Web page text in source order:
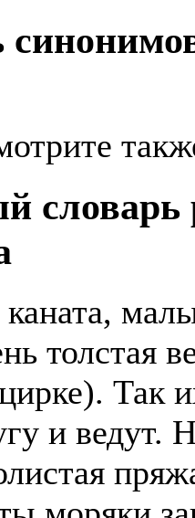
словарь
каната,
толстая
Так
и ведут.